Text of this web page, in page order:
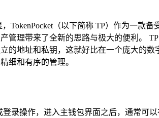
（以下简称 TP）作为一款
理带来了全新的思路与极大的便利。
地址和私钥，这就好比在一个庞大的数
细和有序的管理。
录操作，进入主钱包界面之后，通常可